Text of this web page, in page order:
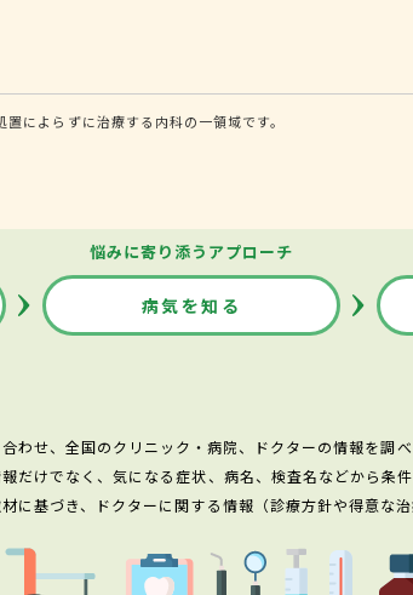
によらずに治療する内科の一領域です。
悩みに寄り添うアプローチ
病気を知る
わせ、全国のクリニック・病院、ドクターの情報を調
けでなく、気になる症状、病名、検査名などから条
に基づき、ドクターに関する情報（診療方針や得意な治